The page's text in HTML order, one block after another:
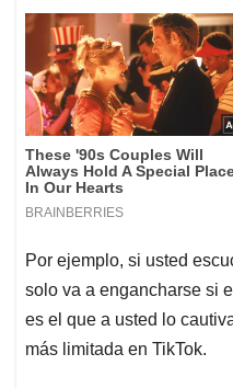
Por ejemplo, si usted
solo va a engancharse si
es el que a usted lo
más limitada en TikTok.